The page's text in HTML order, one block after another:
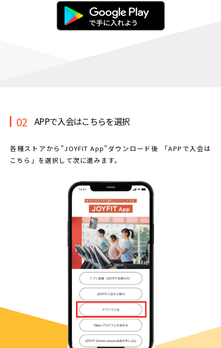
02 APPで入会はこちらを選択
各種ストアから”JOYFIT App”ダウンロード後
「APPで入会は
こちら」を選択して次に進みます。